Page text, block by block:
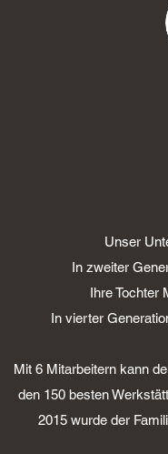
Unser
In zweiter
Ihre Tochter
In vierter
Mit 6 Mitarbeitern kann
den 150 besten
2015 wurde der